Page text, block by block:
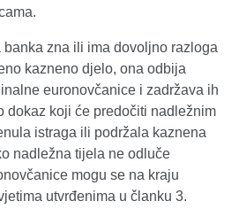
banka zna ili ima dovoljno razloga
kazneno djelo, ona odbija
euronovčanice i zadržava ih
dokaz koji će predočiti nadležnim
istraga ili podržala kaznena
nadležna tijela ne odluče
mogu se na kraju
utvrđenima u članku 3.